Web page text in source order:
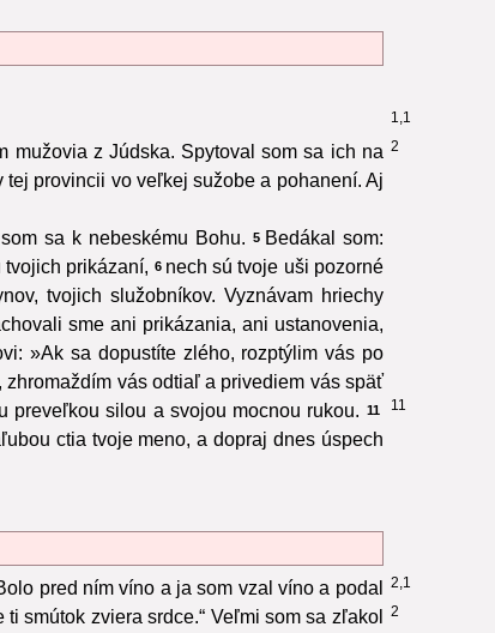
1,1
2
mužovia z Júdska. Spytoval som sa ich na
tej provincii vo veľkej sužobe a pohanení. Aj
sa k nebeskému Bohu. 5 Bedákal som:
prikázaní, 6 nech sú tvoje uši pozorné
tvojich služobníkov. Vyznávam hriechy
sme ani prikázania, ani ustanovenia,
»Ak sa dopustíte zlého, rozptýlim vás po
vás odtiaľ a privediem vás späť
silou a svojou mocnou rukou. 11 11
ctia tvoje meno, a dopraj dnes úspech
2,1
pred ním víno a ja som vzal víno a podal
2
smútok zviera srdce.“ Veľmi som sa zľakol